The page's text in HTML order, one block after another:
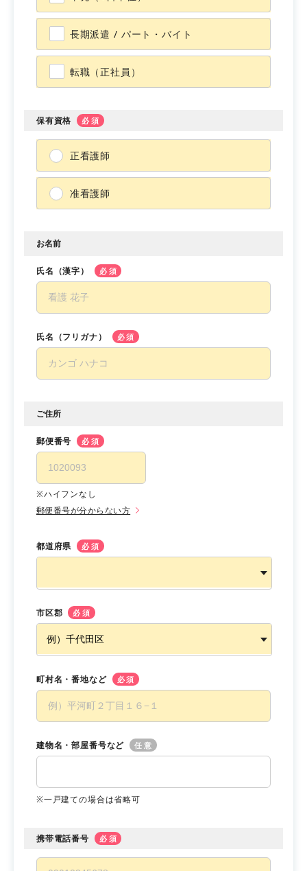
長期派遣 / パート・バイト
転職（正社員）
保有資格 必須
正看護師
准看護師
お名前
氏名（漢字） 必須
氏名（フリガナ） 必須
ご住所
郵便番号 必須
※ハイフンなし
郵便番号が分からない方
都道府県 必須
市区郡 必須
町村名・番地など 必須
建物名・部屋番号など 任意
※一戸建ての場合は省略可
携帯電話番号 必須